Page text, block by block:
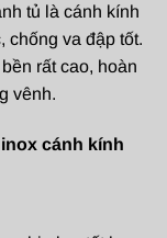
tủ là cánh kính
va đập tốt.
rất cao, hoàn
vênh.
cánh kính